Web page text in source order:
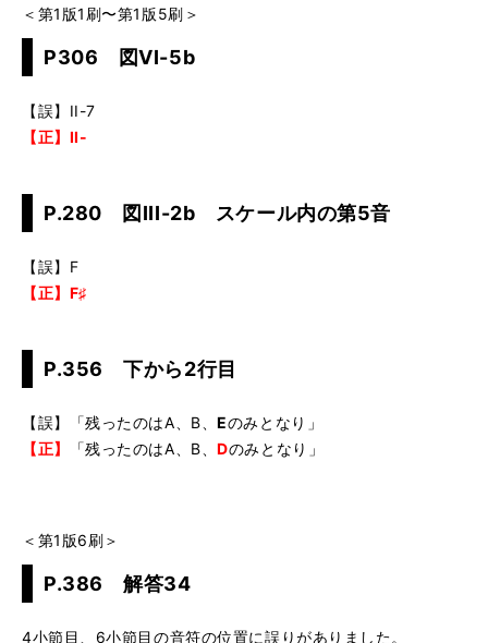
＜第1版1刷〜第1版5刷＞
P306 図VI-5b
【誤】II-7
【正】II-
P.280 図III-2b スケール内の第5音
【誤】F
【正】F♯
P.356 下から2行目
【誤】「残ったのはA、B、Eのみとなり」
【正】
「残ったのはA、B、Dのみとなり」
＜第1版6刷＞
P.386 解答34
4小節目、6小節目の音符の位置に誤りがありました。